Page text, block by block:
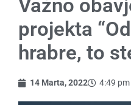
Važno
projekta
hrabre, to
14 Marta, 2022 4:49 pm